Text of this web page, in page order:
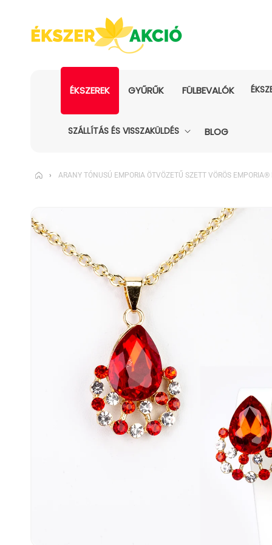
ÉKSZEREK GYŰRŰK FÜLBEVALÓK
SZÁLLÍTÁS ÉS VISSZAKÜLDÉS BLOG
› ARANY TÓNUSÚ EMPORIA ÖTVÖZETŰ SZETT VÖRÖS
UGRÁS A
TERMÉKADATOKRA